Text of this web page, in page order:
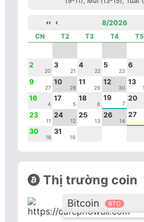
‹‹ ‹ 8/2026
CN
T2 T3 T4 T5
2
20
3
21
4
22
5
23
6
9
27
10
28
11
29
12
30
13
16
4
17
5
18
6
19
7
20
23
11
24
12
25
13
26
14
27
30
18
31
19
Thị trường coin
Bitcoin BTC